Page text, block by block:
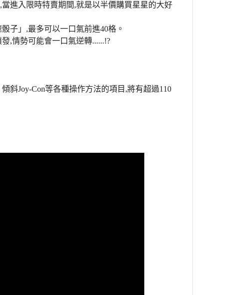
進入限時特賣期間,就是以半價購買星星的大好
子」,最多可以一口氣前進40格。
,情勢可能會一口氣逆轉......!?
斜Joy-Con等各種操作方法的項目,將有超過110